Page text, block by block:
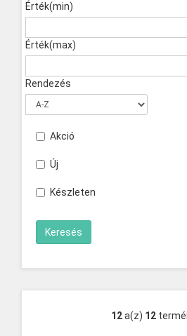
Érték(min)
Érték(max)
Rendezés
Akció
Új
Készleten
12a(z) 12